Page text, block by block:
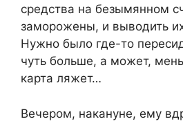
средства на безымянном
заморожены, и выводить
Нужно было где-то
чуть больше, а может,
карта ляжет…
Вечером, накануне, ему